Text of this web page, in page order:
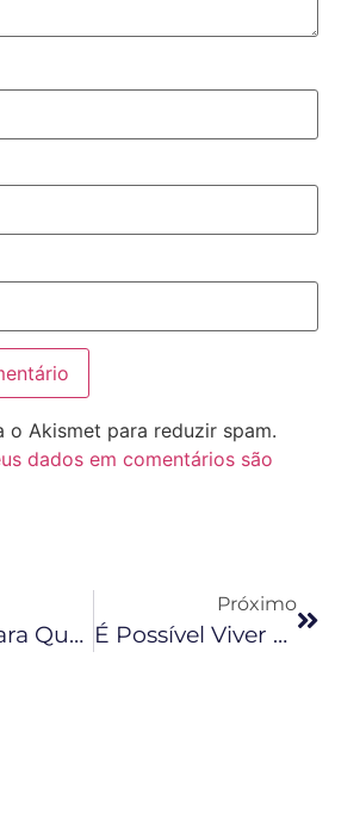
o Akismet para reduzir spam.
dados em comentários são
9 Dicas Para Quem Deseja Começar Um Daily Vlog No Youtube
Próximo
É Possível Viver De Youtube?